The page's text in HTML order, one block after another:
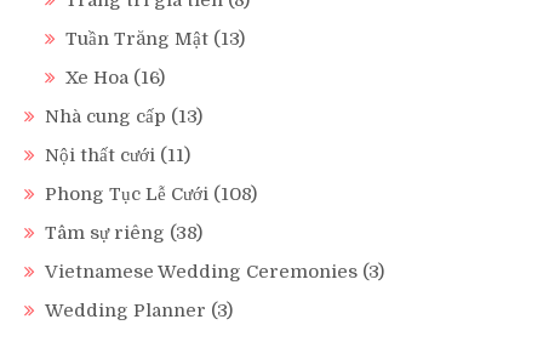
Tuần Trăng Mật (13)
Xe Hoa (16)
Nhà cung cấp (13)
Nội thất cưới (11)
Phong Tục Lễ Cưới (108)
Tâm sự riêng (38)
Vietnamese Wedding Ceremonies (3)
Wedding Planner (3)